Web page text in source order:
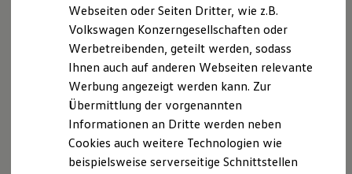
Volkswagen Kollektion
R-Kollektion
GTI Kollektion
Fußball Drop
we drive football
#wedriveproud
Besitzer und Service
myVolkswagen
Software Updates
Service und Ersatzteile
Inspektion und HU/AU
Webseiten oder Seiten Dritter, wie z.B.
Volkswagen Konzerngesellschaften oder
Werbetreibenden, geteilt werden, sodass
Ihnen auch auf anderen Webseiten relevante
Werbung angezeigt werden kann. Zur
Übermittlung der vorgenannten
Informationen an Dritte werden neben
Cookies auch weitere Technologien wie
beispielsweise serverseitige Schnittstellen